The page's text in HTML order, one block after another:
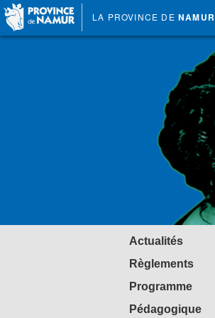
LA PROVINCE DE NAMUR
Actualités
Règlements
Programme
Pédagogique